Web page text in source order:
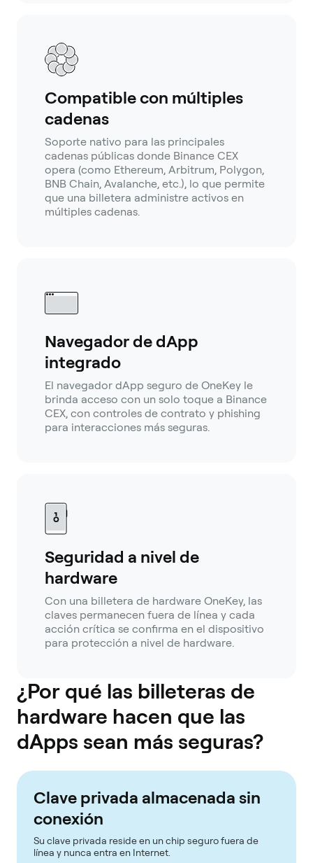
Compatible con múltiples
cadenas
Soporte nativo para las principales
cadenas públicas donde Binance CEX
opera (como Ethereum, Arbitrum, Polygon,
BNB Chain, Avalanche, etc.), lo que permite
que una billetera administre activos en
múltiples cadenas.
Navegador de dApp
integrado
El navegador dApp seguro de OneKey le
brinda acceso con un solo toque a Binance
CEX, con controles de contrato y phishing
para interacciones más seguras.
Seguridad a nivel de
hardware
Con una billetera de hardware OneKey, las
claves permanecen fuera de línea y cada
acción crítica se confirma en el dispositivo
para protección a nivel de hardware.
¿Por qué las billeteras de
hardware hacen que las
dApps sean más seguras?
Clave privada almacenada sin
conexión
Su clave privada reside en un chip seguro fuera de
línea y nunca entra en Internet.